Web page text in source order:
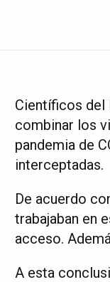
Científicos del
combinar los
pandemia de
interceptadas.
De acuerdo
trabajaban en
acceso.
A esta